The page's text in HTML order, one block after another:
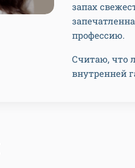
запах
профессию.
Считаю, что
внутренней